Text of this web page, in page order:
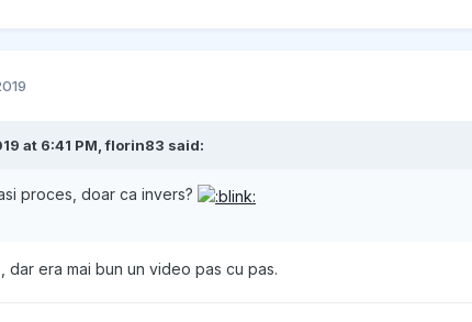
at 6:41 PM, florin83 said:
proces, doar ca invers?
dar era mai bun un video pas cu pas.